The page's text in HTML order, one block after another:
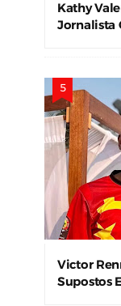
Kathy
Jornalista
Victor
Supostos